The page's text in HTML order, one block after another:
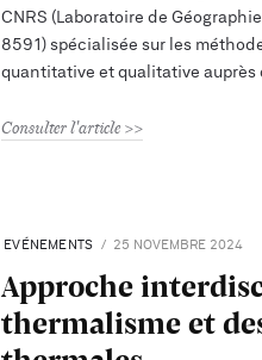
CNRS (Laboratoire de
8591) spécialisée sur les
quantitative et qualitative auprès
Consulter l'article
EVÉNEMENTS 25 NOVEMBRE 2024
Approche
thermalisme et